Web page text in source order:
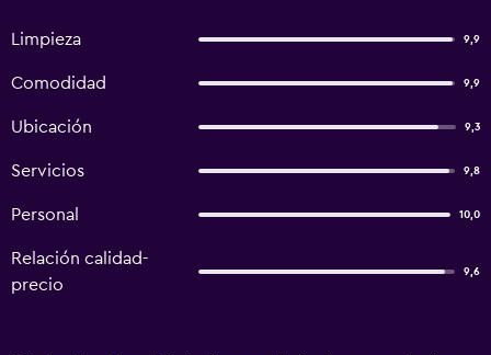
Limpieza 9,9
Comodidad 9,9
Ubicación 9,3
Servicios 9,8
Personal 10,0
Relación calidad-
precio
9,6